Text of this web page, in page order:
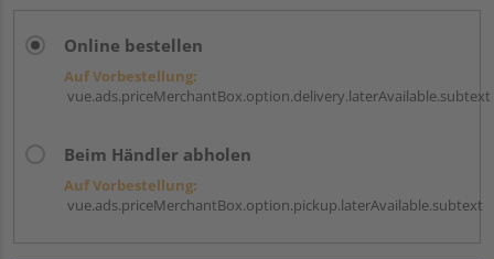
Online bestellen
Auf Vorbestellung:
vue.ads.priceMerchantBox.option.delivery.laterAvailable.subtext
Beim Händler abholen
Auf Vorbestellung:
vue.ads.priceMerchantBox.option.pickup.laterAvailable.subtext